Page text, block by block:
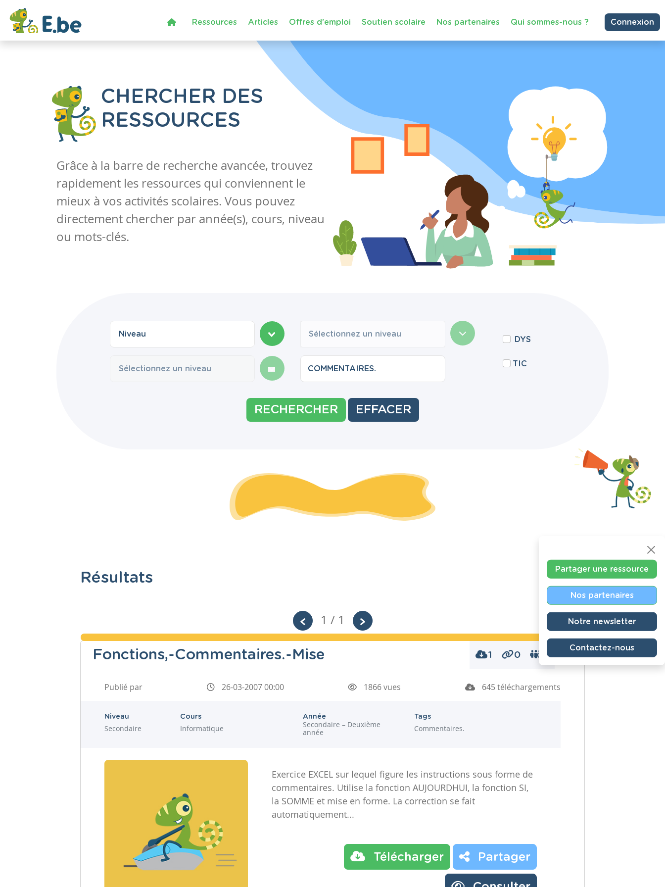
Ressources Articles Offres d'emploi Soutien scolaire Nos partenaires Qui sommes-nous ? Connexion
CHERCHER DES
RESSOURCES
Grâce à la barre de recherche avancée, trouvez
rapidement les ressources qui conviennent le
mieux à vos activités scolaires. Vous pouvez
directement chercher par année(s), cours, niveau
ou mots-clés.
Sélectionnez un niveau
DYS
TIC
RECHERCHER EFFACER
Résultats
1 / 1
Fonctions,-Commentaires.-Mise 1 0 0
Publié par 26-03-2007 00:00 1866 vues 645 téléchargements
Niveau
Secondaire
Cours
Informatique
Année
Secondaire – Deuxième
année
Tags
Commentaires.
Exercice EXCEL sur lequel figure les instructions sous forme de
commentaires. Utilise la fonction AUJOURDHUI, la fonction SI,
la SOMME et mise en forme. La correction se fait
automatiquement...
Télécharger Partager
Partager une ressource
Nos partenaires
Notre newsletter
Contactez-nous